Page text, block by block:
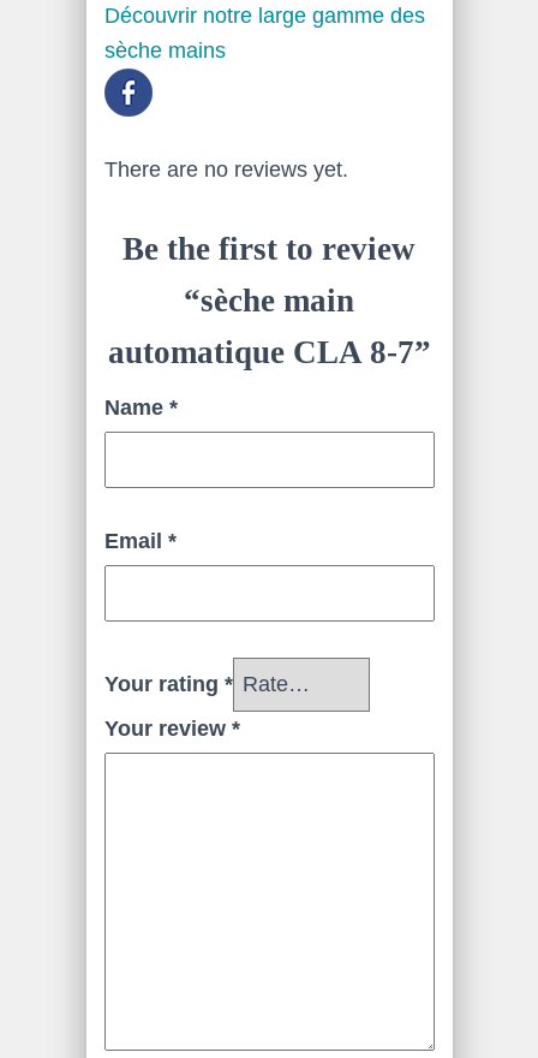
Découvrir notre large gamme des
sèche mains
There are no reviews yet.
Be the first to review
“sèche main
automatique CLA 8-7”
Name *
Email *
Your rating *
Your review *